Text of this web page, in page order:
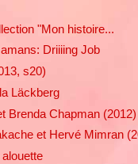
"Mon histoire...
Driiiing Job
s20)
Läckberg
Brenda Chapman (2012)
et Hervé Mimran